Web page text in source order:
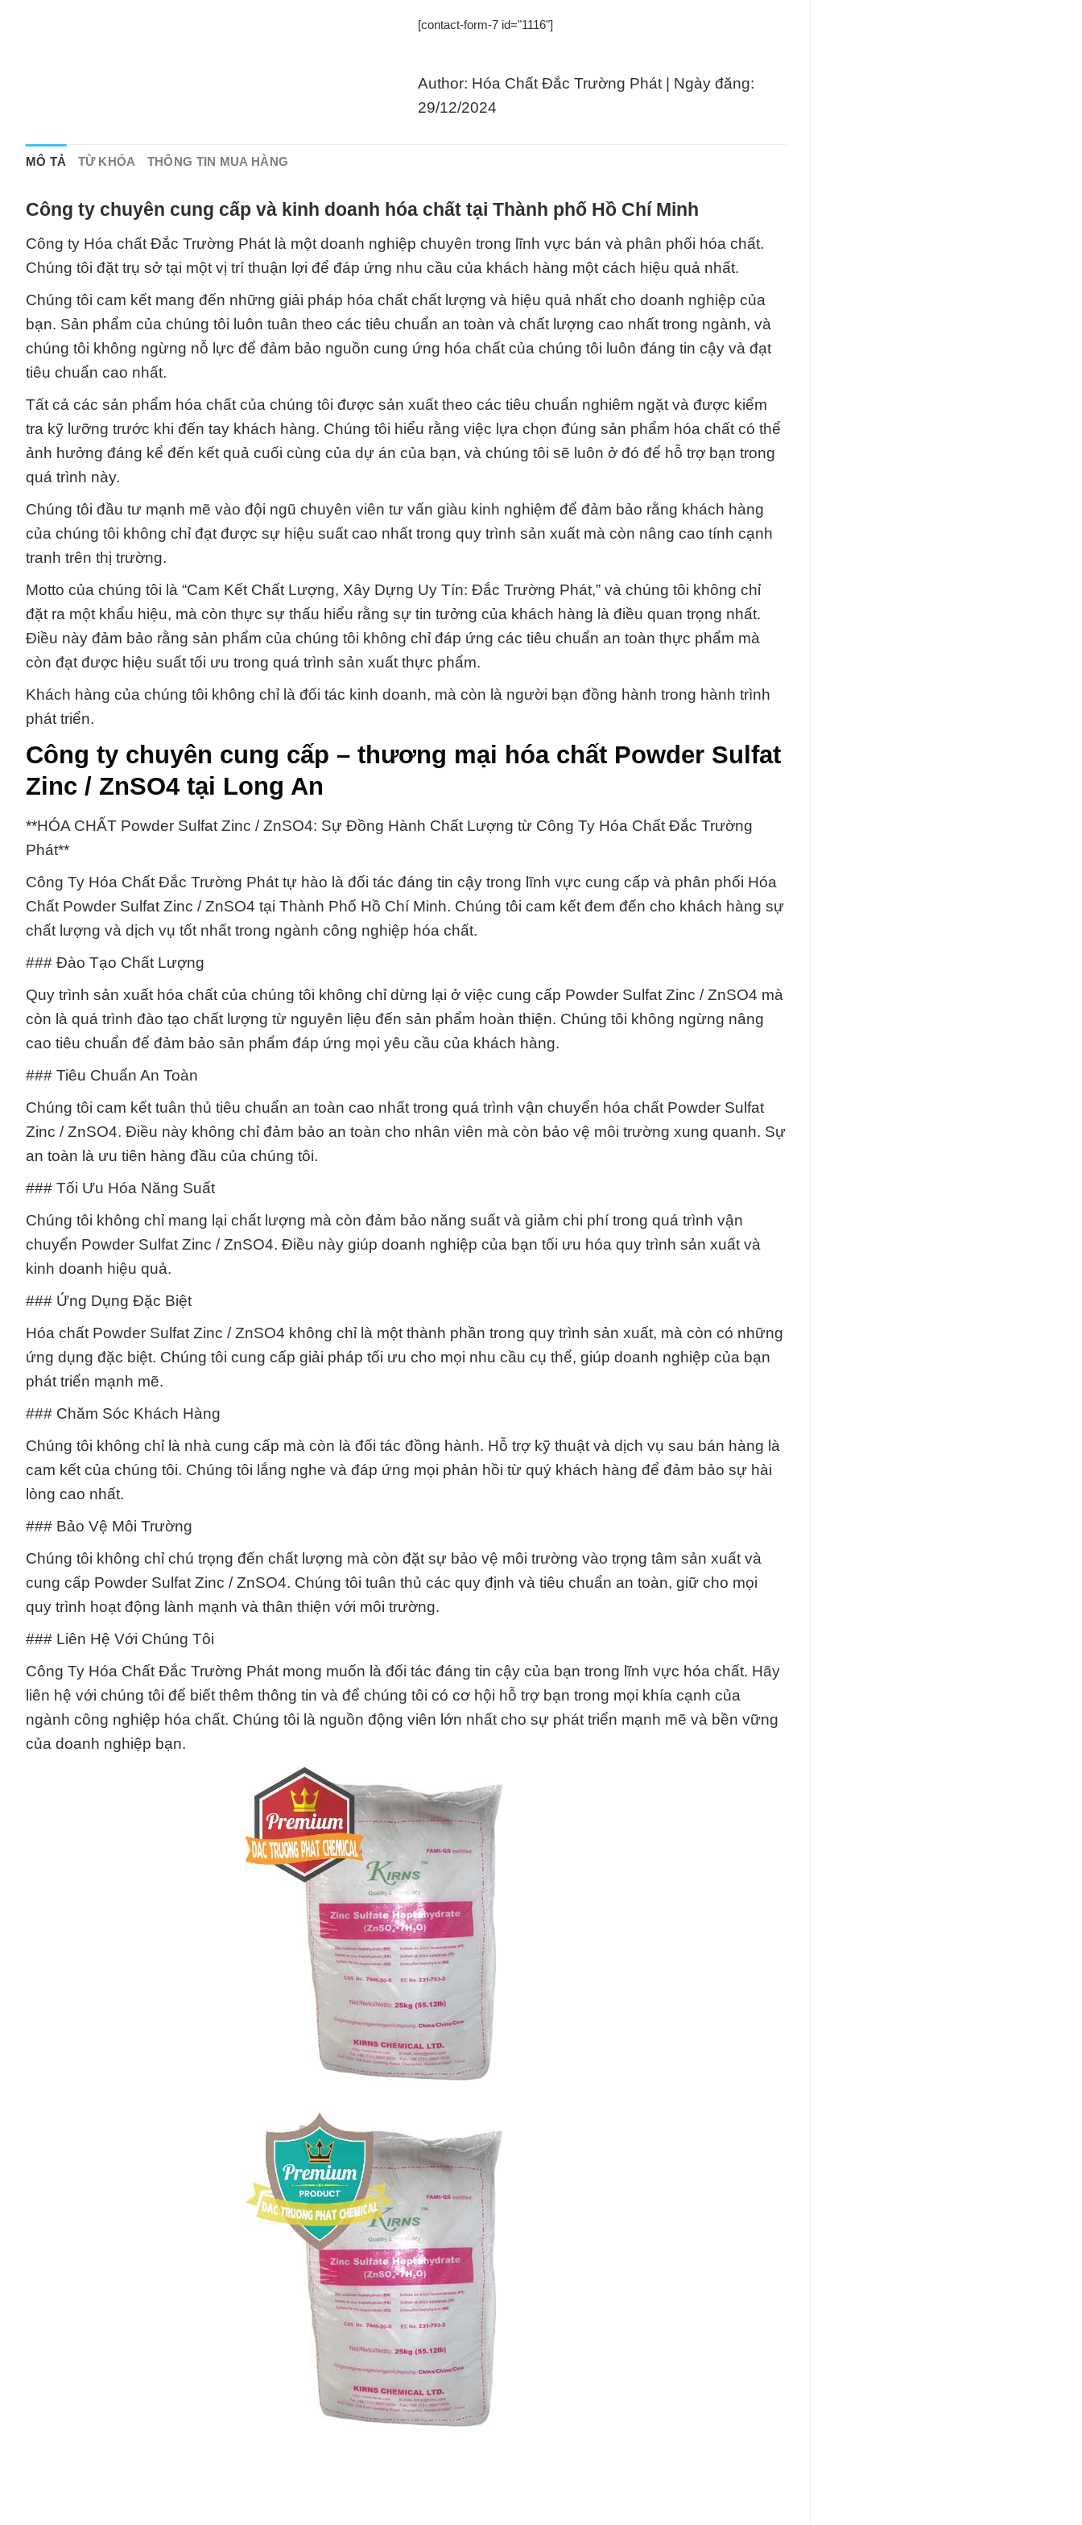
[contact-form-7 id="1116"]
Author: Hóa Chất Đắc Trường Phát | Ngày đăng:
29/12/2024
MÔ TẢ TỪ KHÓA THÔNG TIN MUA HÀNG
Công ty chuyên cung cấp và kinh doanh hóa chất tại Thành phố Hồ Chí Minh
Công ty Hóa chất Đắc Trường Phát là một doanh nghiệp chuyên trong lĩnh vực bán và phân phối hóa chất.
Chúng tôi đặt trụ sở tại một vị trí thuận lợi để đáp ứng nhu cầu của khách hàng một cách hiệu quả nhất.
Chúng tôi cam kết mang đến những giải pháp hóa chất chất lượng và hiệu quả nhất cho doanh nghiệp của
bạn. Sản phẩm của chúng tôi luôn tuân theo các tiêu chuẩn an toàn và chất lượng cao nhất trong ngành, và
chúng tôi không ngừng nỗ lực để đảm bảo nguồn cung ứng hóa chất của chúng tôi luôn đáng tin cậy và đạt
tiêu chuẩn cao nhất.
Tất cả các sản phẩm hóa chất của chúng tôi được sản xuất theo các tiêu chuẩn nghiêm ngặt và được kiểm
tra kỹ lưỡng trước khi đến tay khách hàng. Chúng tôi hiểu rằng việc lựa chọn đúng sản phẩm hóa chất có thể
ảnh hưởng đáng kể đến kết quả cuối cùng của dự án của bạn, và chúng tôi sẽ luôn ở đó để hỗ trợ bạn trong
quá trình này.
Chúng tôi đầu tư mạnh mẽ vào đội ngũ chuyên viên tư vấn giàu kinh nghiệm để đảm bảo rằng khách hàng
của chúng tôi không chỉ đạt được sự hiệu suất cao nhất trong quy trình sản xuất mà còn nâng cao tính cạnh
tranh trên thị trường.
Motto của chúng tôi là “Cam Kết Chất Lượng, Xây Dựng Uy Tín: Đắc Trường Phát,” và chúng tôi không chỉ
đặt ra một khẩu hiệu, mà còn thực sự thấu hiểu rằng sự tin tưởng của khách hàng là điều quan trọng nhất.
Điều này đảm bảo rằng sản phẩm của chúng tôi không chỉ đáp ứng các tiêu chuẩn an toàn thực phẩm mà
còn đạt được hiệu suất tối ưu trong quá trình sản xuất thực phẩm.
Khách hàng của chúng tôi không chỉ là đối tác kinh doanh, mà còn là người bạn đồng hành trong hành trình
phát triển.
Công ty chuyên cung cấp – thương mại hóa chất Powder Sulfat
Zinc / ZnSO4 tại Long An
**HÓA CHẤT Powder Sulfat Zinc / ZnSO4: Sự Đồng Hành Chất Lượng từ Công Ty Hóa Chất Đắc Trường
Phát**
Công Ty Hóa Chất Đắc Trường Phát tự hào là đối tác đáng tin cậy trong lĩnh vực cung cấp và phân phối Hóa
Chất Powder Sulfat Zinc / ZnSO4 tại Thành Phố Hồ Chí Minh. Chúng tôi cam kết đem đến cho khách hàng sự
chất lượng và dịch vụ tốt nhất trong ngành công nghiệp hóa chất.
### Đào Tạo Chất Lượng
Quy trình sản xuất hóa chất của chúng tôi không chỉ dừng lại ở việc cung cấp Powder Sulfat Zinc / ZnSO4 mà
còn là quá trình đào tạo chất lượng từ nguyên liệu đến sản phẩm hoàn thiện. Chúng tôi không ngừng nâng
cao tiêu chuẩn để đảm bảo sản phẩm đáp ứng mọi yêu cầu của khách hàng.
### Tiêu Chuẩn An Toàn
Chúng tôi cam kết tuân thủ tiêu chuẩn an toàn cao nhất trong quá trình vận chuyển hóa chất Powder Sulfat
Zinc / ZnSO4. Điều này không chỉ đảm bảo an toàn cho nhân viên mà còn bảo vệ môi trường xung quanh. Sự
an toàn là ưu tiên hàng đầu của chúng tôi.
### Tối Ưu Hóa Năng Suất
Chúng tôi không chỉ mang lại chất lượng mà còn đảm bảo năng suất và giảm chi phí trong quá trình vận
chuyển Powder Sulfat Zinc / ZnSO4. Điều này giúp doanh nghiệp của bạn tối ưu hóa quy trình sản xuất và
kinh doanh hiệu quả.
### Ứng Dụng Đặc Biệt
Hóa chất Powder Sulfat Zinc / ZnSO4 không chỉ là một thành phần trong quy trình sản xuất, mà còn có những
ứng dụng đặc biệt. Chúng tôi cung cấp giải pháp tối ưu cho mọi nhu cầu cụ thể, giúp doanh nghiệp của bạn
phát triển mạnh mẽ.
### Chăm Sóc Khách Hàng
Chúng tôi không chỉ là nhà cung cấp mà còn là đối tác đồng hành. Hỗ trợ kỹ thuật và dịch vụ sau bán hàng là
cam kết của chúng tôi. Chúng tôi lắng nghe và đáp ứng mọi phản hồi từ quý khách hàng để đảm bảo sự hài
lòng cao nhất.
### Bảo Vệ Môi Trường
Chúng tôi không chỉ chú trọng đến chất lượng mà còn đặt sự bảo vệ môi trường vào trọng tâm sản xuất và
cung cấp Powder Sulfat Zinc / ZnSO4. Chúng tôi tuân thủ các quy định và tiêu chuẩn an toàn, giữ cho mọi
quy trình hoạt động lành mạnh và thân thiện với môi trường.
### Liên Hệ Với Chúng Tôi
Công Ty Hóa Chất Đắc Trường Phát mong muốn là đối tác đáng tin cậy của bạn trong lĩnh vực hóa chất. Hãy
liên hệ với chúng tôi để biết thêm thông tin và để chúng tôi có cơ hội hỗ trợ bạn trong mọi khía cạnh của
ngành công nghiệp hóa chất. Chúng tôi là nguồn động viên lớn nhất cho sự phát triển mạnh mẽ và bền vững
của doanh nghiệp bạn.